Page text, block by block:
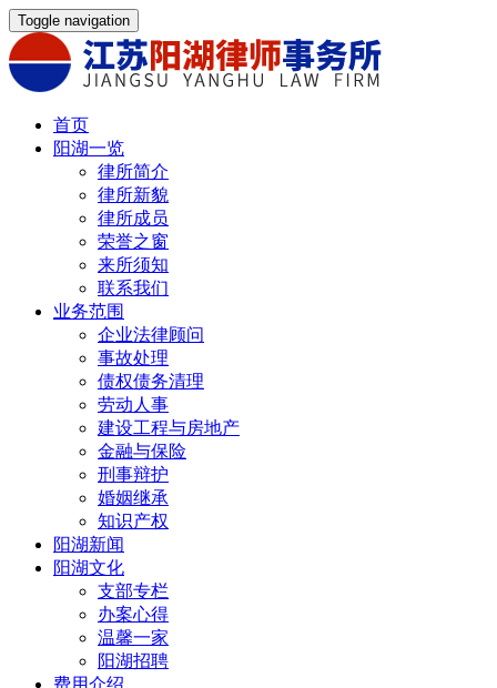
Toggle navigation
首页
阳湖一览
律所简介
律所新貌
律所成员
荣誉之窗
来所须知
联系我们
业务范围
企业法律顾问
事故处理
债权债务清理
劳动人事
建设工程与房地产
金融与保险
刑事辩护
婚姻继承
知识产权
阳湖新闻
阳湖文化
支部专栏
办案心得
温馨一家
阳湖招聘
费用介绍